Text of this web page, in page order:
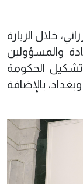
خلال الزيارة
والمسؤولين
الحكومة
بالإضافة